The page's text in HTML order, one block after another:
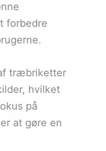
forbedre
træbriketter
hvilket
på
at gøre en